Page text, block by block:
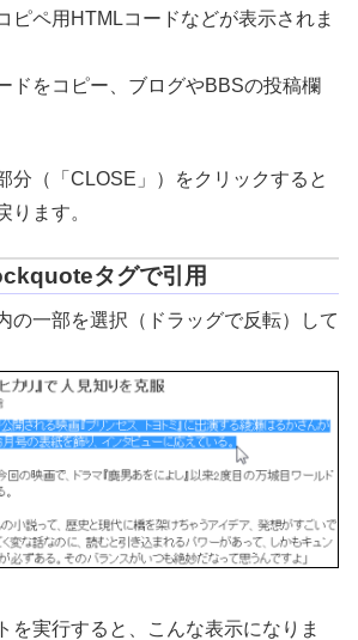
ピペ用HTMLコードなどが表示されま
ドをコピー、ブログやBBSの投稿欄
分（「CLOSE」）をクリックすると
ります。
タグで引用
の一部を選択（ドラッグで反転）して
を実行すると、こんな表示になりま